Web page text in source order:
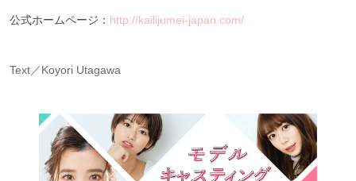
公式ホームページ： http://kailijumei-japan.com/
Text／Koyori Utagawa